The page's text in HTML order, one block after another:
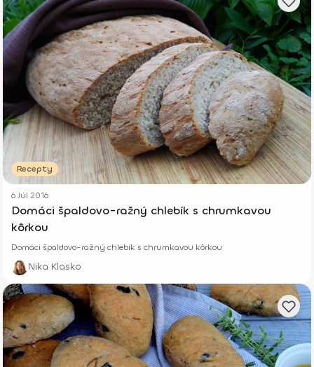
Recepty
6 Júl 2016
Domáci špaldovo-ražný chlebík s chrumkavou
kôrkou
Domáci špaldovo-ražný chlebík s chrumkavou kôrkou
Nika Klasko